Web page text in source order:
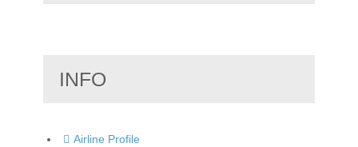
INFO
Airline Profile